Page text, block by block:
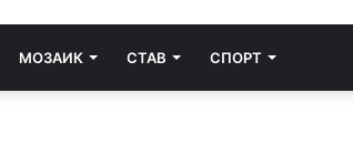
МОЗАИК СТАВ СПОРТ